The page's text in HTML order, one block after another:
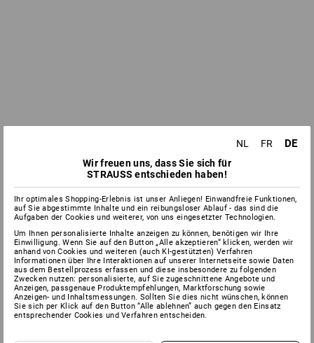
NL FR DE
Wir freuen uns, dass Sie sich für
STRAUSS entschieden haben!
Ihr optimales Shopping-Erlebnis ist unser Anliegen! Einwandfreie Funktionen,
auf Sie abgestimmte Inhalte und ein reibungsloser Ablauf - das sind die
Aufgaben der Cookies und weiterer, von uns eingesetzter Technologien.
Um Ihnen personalisierte Inhalte anzeigen zu können, benötigen wir Ihre
Einwilligung. Wenn Sie auf den Button „Alle akzeptieren“ klicken, werden wir
anhand von Cookies und weiteren (auch KI-gestützten) Verfahren
Informationen über Ihre Interaktionen auf unserer Internetseite sowie Daten
aus dem Bestellprozess erfassen und diese insbesondere zu folgenden
Zwecken nutzen: personalisierte, auf Sie zugeschnittene Angebote und
Anzeigen, passgenaue Produktempfehlungen, Marktforschung sowie
Anzeigen- und Inhaltsmessungen. Sollten Sie dies nicht wünschen, können
Sie sich per Klick auf den Button “Alle ablehnen” auch gegen den Einsatz
entsprechender Cookies und Verfahren entscheiden.